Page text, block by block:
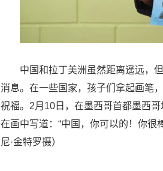
中国和拉丁美洲虽然距离遥远，
消息。在一些国家，孩子们拿起画笔
祝福。2月10日，在墨西哥首都墨西
在画中写道：“中国，你可以的！你很
尼·金特罗摄）